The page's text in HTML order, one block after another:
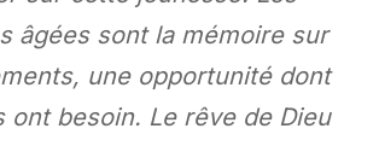
âgées sont la mémoire sur
une opportunité dont
ont besoin. Le rêve de Dieu